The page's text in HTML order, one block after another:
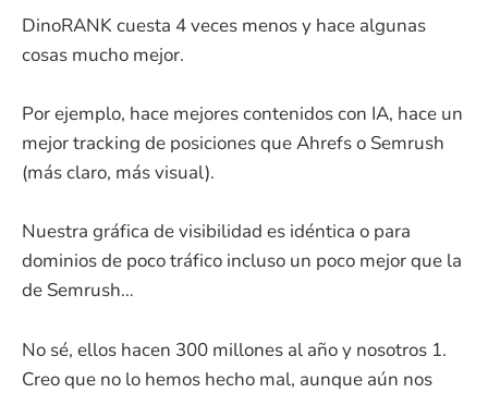
DinoRANK cuesta 4 veces menos y hace algunas
cosas mucho mejor.
Por ejemplo, hace mejores contenidos con IA, hace un
mejor tracking de posiciones que Ahrefs o Semrush
(más claro, más visual).
Nuestra gráfica de visibilidad es idéntica o para
dominios de poco tráfico incluso un poco mejor que la
de Semrush…
No sé, ellos hacen 300 millones al año y nosotros 1.
Creo que no lo hemos hecho mal, aunque aún nos